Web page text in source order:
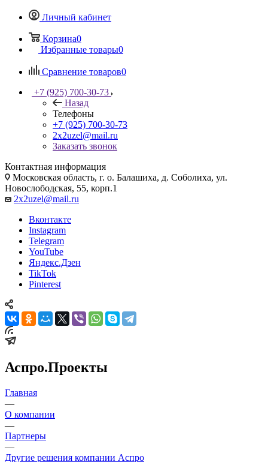
Личный кабинет
Корзина0
Избранные товары0
Сравнение товаров0
+7 (925) 700-30-73
Назад
Телефоны
+7 (925) 700-30-73
2x2uzel@mail.ru
Заказать звонок
Контактная информация
Московская область, г. о. Балашиха, д. Соболиха, ул.
Новослободская, 55, корп.1
2x2uzel@mail.ru
Вконтакте
Instagram
Telegram
YouTube
Яндекс.Дзен
TikTok
Pinterest
Аспро.Проекты
Главная
—
О компании
—
Партнеры
—
Другие решения компании Аспро